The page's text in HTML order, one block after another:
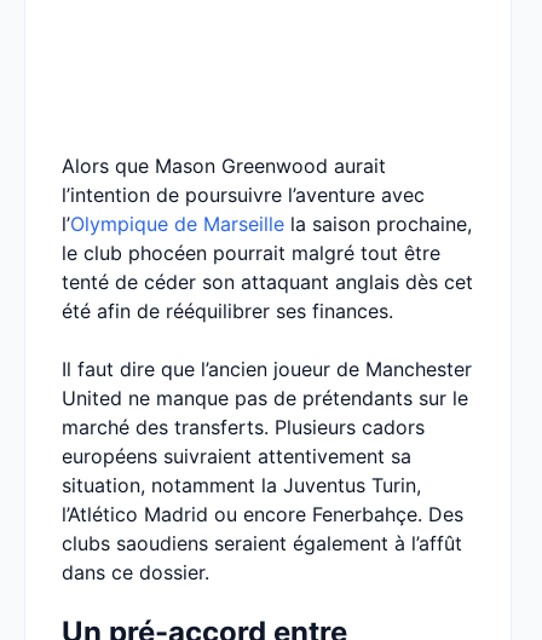
Alors que Mason Greenwood aurait
l’intention de poursuivre l’aventure avec
l’Olympique de Marseille la saison prochaine,
le club phocéen pourrait malgré tout être
tenté de céder son attaquant anglais dès cet
été afin de rééquilibrer ses finances.
Il faut dire que l’ancien joueur de Manchester
United ne manque pas de prétendants sur le
marché des transferts. Plusieurs cadors
européens suivraient attentivement sa
situation, notamment la Juventus Turin,
l’Atlético Madrid ou encore Fenerbahçe. Des
clubs saoudiens seraient également à l’affût
dans ce dossier.
Un pré-accord entre